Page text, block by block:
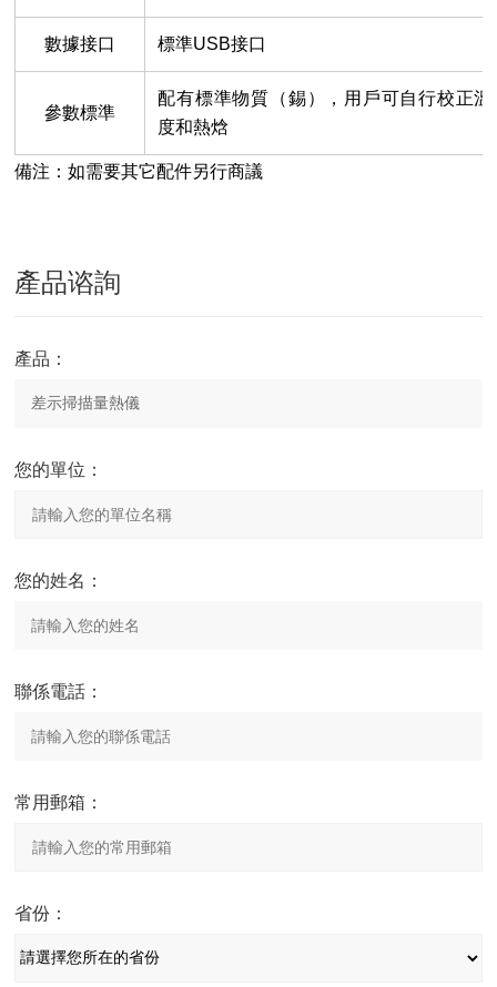
數據接口 標準USB接口
參數標準
配有標準物質（錫），用戶可自行校正溫
度和熱焓
備注：如需要其它配件另行商議
產品谘詢
產品：
您的單位：
您的姓名：
聯係電話：
常用郵箱：
省份：